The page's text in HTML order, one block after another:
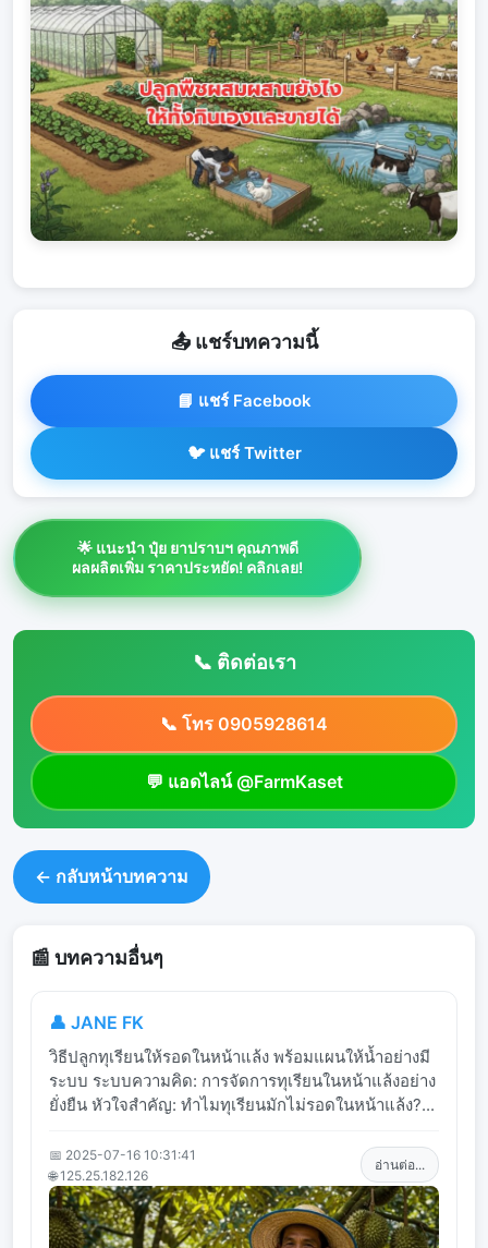
📤 แชร์บทความนี้
📘 แชร์ Facebook
🐦 แชร์ Twitter
🌟 แนะนำ ปุ๋ย ยาปราบฯ คุณภาพดี
ผลผลิตเพิ่ม ราคาประหยัด! คลิกเลย!
📞 ติดต่อเรา
📞 โทร 0905928614
💬 แอดไลน์ @FarmKaset
← กลับหน้าบทความ
📰 บทความอื่นๆ
👤 JANE FK
วิธีปลูกทุเรียนให้รอดในหน้าแล้ง พร้อมแผนให้น้ำอย่างมี
ระบบ ระบบความคิด: การจัดการทุเรียนในหน้าแล้งอย่าง
ยั่งยืน หัวใจสำคัญ: ทำไมทุเรียนมักไม่รอดในหน้าแล้ง?...
📅 2025-07-16 10:31:41
🌐 125.25.182.126
อ่านต่อ...